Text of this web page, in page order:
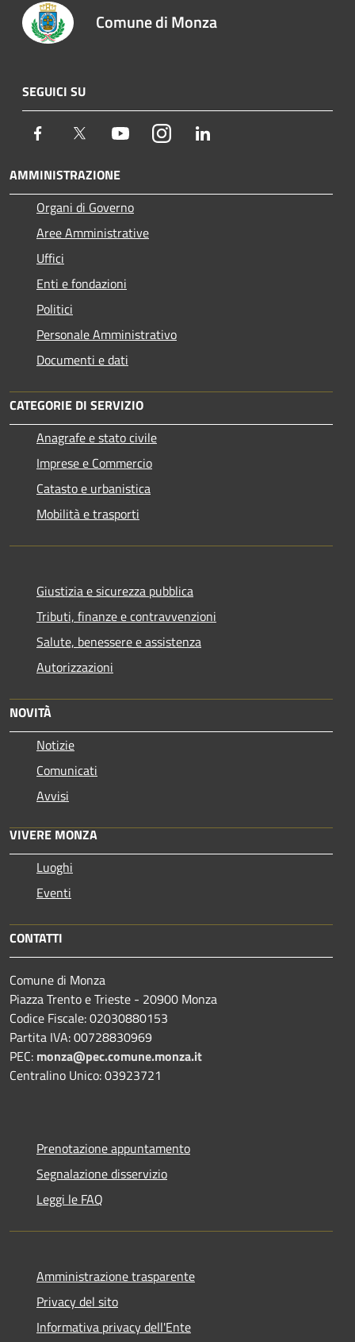
Comune di Monza
SEGUICI SU
Facebook Twitter YoutubeInstagram
AMMINISTRAZIONE
Organi di Governo
Aree Amministrative
Uffici
Enti e fondazioni
Politici
Personale Amministrativo
Documenti e dati
CATEGORIE DI SERVIZIO
Anagrafe e stato civile
Imprese e Commercio
Catasto e urbanistica
Mobilità e trasporti
Giustizia e sicurezza pubblica
Tributi, finanze e contravvenzioni
Salute, benessere e assistenza
Autorizzazioni
NOVITÀ
Notizie
Comunicati
Avvisi
VIVERE MONZA
Luoghi
Eventi
CONTATTI
Comune di Monza
Piazza Trento e Trieste - 20900 Monza
Codice Fiscale: 02030880153
Partita IVA: 00728830969
PEC: monza@pec.comune.monza.it
Centralino Unico: 03923721
Prenotazione appuntamento
Segnalazione disservizio
Leggi le FAQ
Amministrazione trasparente
Privacy del sito
Informativa privacy dell'Ente